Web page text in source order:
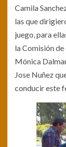
Camila
las que
juego, para
la Comisión de
Mónica
Jose Nuñez
conducir este